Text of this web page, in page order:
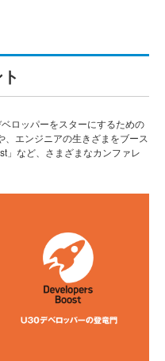
ロッパーをスターにするための
エンジニアの生きざまをブース
」など、さまざまなカンファレ